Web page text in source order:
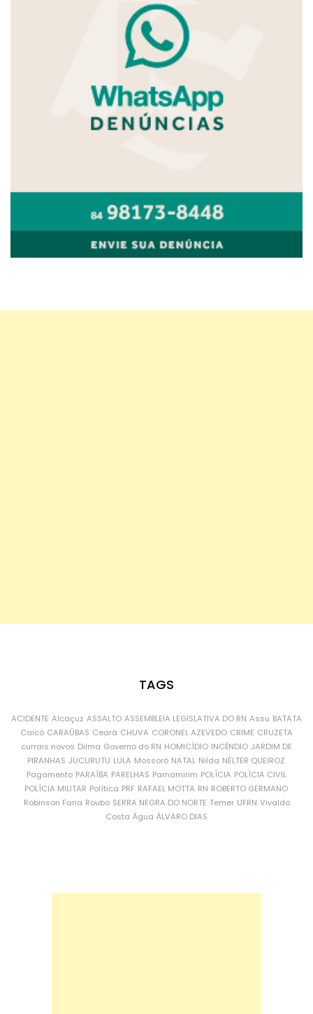
TAGS
ACIDENTE Alcaçuz ASSALTO ASSEMBLEIA LEGISLATIVA DO RN Assu BATATA
Caicó CARAÚBAS Ceará CHUVA CORONEL AZEVEDO CRIME CRUZETA
currais novos Dilma Governo do RN HOMICÍDIO INCÊNDIO JARDIM DE
PIRANHAS JUCURUTU LULA Mossoró NATAL Nilda NÉLTER QUEIROZ
Pagamento PARAÍBA PARELHAS Parnamirim POLÍCIA POLÍCIA CIVIL
POLÍCIA MILITAR Política PRF RAFAEL MOTTA RN ROBERTO GERMANO
Robinson Faria Roubo SERRA NEGRA DO NORTE Temer UFRN Vivaldo
Costa Água ÁLVARO DIAS